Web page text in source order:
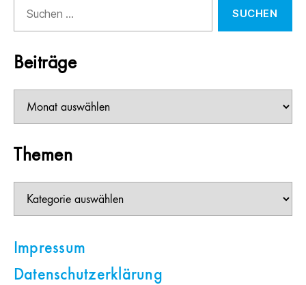
nach:
Beiträge
Themen
Impressum
Datenschutzerklärung